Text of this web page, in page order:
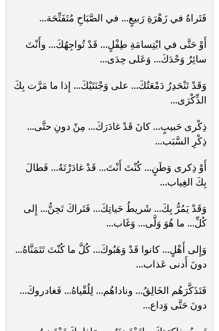
فَتَراهُ في زَهْرَةِ رَبيعٍ... في الصَّبَاحِ مُتَفَتِّحَة...
أَوْ حَتَّى في ابْتِسامَةِ طِفْلٍ... قَدْ تُواجِهُكَ... وأَنْتَ
سائِرٌ وَحْدَكَ... وَعَلى حِدَى...
وَقَدْ تَنْحَدِرُ دَمْعَتُكَ... على وَجْنَتَيْكَ... إِذا ما مَرَّت بِكَ
الذِّكْرَى...
ذِكْرى حَبيبٍ... كانَ قَدْ غادَرَكَ... مِنْ دونِ حتَّى...
ذِكْرِ السَّبَب...
أَوْ ذِكرى وَطَنٍ... كُنْتَ أَنْتَ... قَدْ غادَرْتَهُ... فَطالَ
بِكَ الغِياب...
وَقَدْ يَمُرُّ بِكَ... شَريطُ حَياتِكَ... فَتَراكَ تَحِنُّ... إِلى
كُلِّ... ما هُوَ وَلَّى... وَغَاب...
وَإِلى أَهْلٍ... كانوا قَدْ وَهَبُوكَ... كُلَّ ما كُنْتَ تَتَمَنَّاهُ...
دونَ أَدنى عَذاب...
فَتَذَكَّرَهُم الخَالِقُ... وناداهُم... لِلُقْياهُ... فَغادروكَ...
دونَ حَتَّى وَداع...